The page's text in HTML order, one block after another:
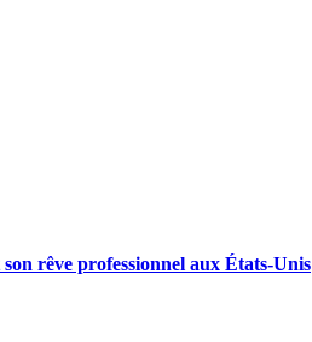
rêve professionnel aux États-Unis